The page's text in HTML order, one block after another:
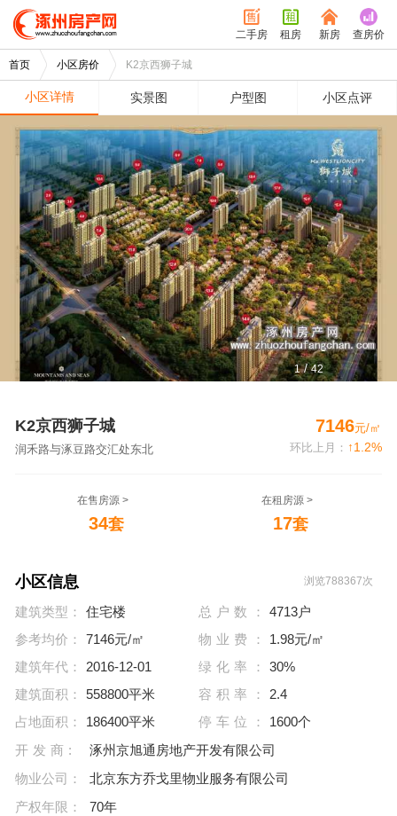
二手房 租房 新房 查房价
首页 小区房价 K2京西狮子城
小区详情 实景图 户型图 小区点评
1/42
K2京西狮子城
润禾路与涿豆路交汇处东北
7146元/㎡
环比上月： ↑1.2%
在售房源 >
34套
在租房源 >
17套
小区信息 浏览788367次
建筑类型： 住宅楼 总户数：4713户
参考均价：
7146元/㎡ 物业费： 1.98元/㎡
建筑年代：
2016-12-01 绿化率：30%
建筑面积：
558800平米 容积率： 2.4
占地面积：
186400平米 停车位： 1600个
开发商:
涿州京旭通房地产开发有限公司
物业公司：
北京东方乔戈里物业服务有限公司
产权年限：
70年